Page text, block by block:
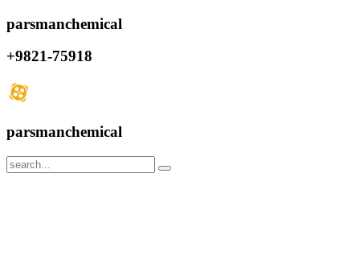
parsmanchemical
+9821-75918
parsmanchemical